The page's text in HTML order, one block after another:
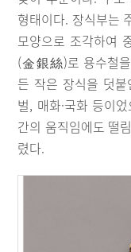
형태이다. 장식부는
모양으로 조각하여
(金銀絲)로 용수철
든 작은 장식을 덧
벌, 매화·국화 등이
간의 움직임에도 떨
렸다.